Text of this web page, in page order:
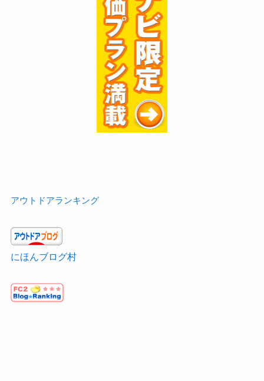
アウトドアランキング
にほんブログ村